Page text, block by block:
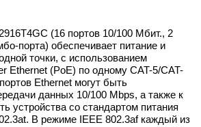
16T4GC (16 портов 10/100 Мбит., 2
-порта) обеспечивает питание и
точки, с использованием
Ethernet (PoE) по одному CAT-5/СAT-
портов Ethernet могут быть
данных 10/100 Mbps, а также к
устройства со стандартом питания
. В режиме IEEE 802.3af каждый из